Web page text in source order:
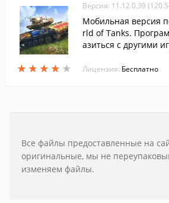
★ ★ ★ ★ ★
★ ★ ★ ★ ★
Версия: 11.12.0.39
Мобильная версия
rld of Tanks.
азиться с другими
ндарных боевых
Лицензия: Бесплатно
Все файлы предоставленные на
оригинальные, мы не
изменяем файлы.